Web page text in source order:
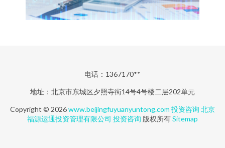
电话：1367170**
地址：北京市东城区夕照寺街14号4号楼二层202单元
Copyright © 2026www.beijingfuyuanyuntong.com 投资咨询 北京
福源运通投资管理有限公司 投资咨询 版权所有Sitemap